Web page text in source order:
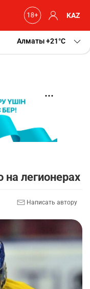
KAZ
Алматы+21 C
легионерах
Написать автору